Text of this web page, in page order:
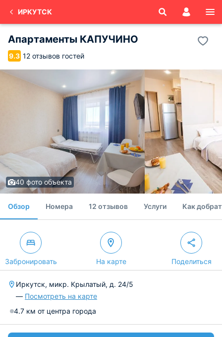
ИРКУТСК
Апартаменты КАПУЧИНО
9.3 12 отзывов гостей
40 фото объекта
Обзор Номера 12 отзывов Услуги Как
Забронировать На карте Поделиться
Иркутск, микр. Крылатый, д. 24/5
— Посмотреть на карте
4.7 км от центра города